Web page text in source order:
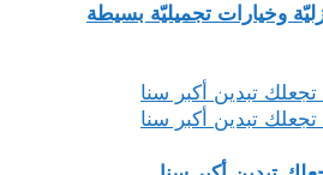
وخيارات تجميليّة بسيطة